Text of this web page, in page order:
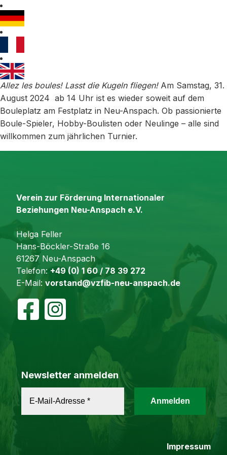
Allez les boules! Lasst die Kugeln fliegen! Am Samstag, 31.
August 2024 ab 14 Uhr ist es wieder soweit auf dem
Bouleplatz am Festplatz in Neu-Anspach. Ob passionierte
Boule-Spieler, Hobby-Boulisten oder Neulinge – alle sind
willkommen zum jährlichen Turnier.
Verein zur Förderung Internationaler
Beziehungen Neu-Anspach e.V.
Helga Feller
Hans-Böckler-Straße 16
61267 Neu-Anspach
Telefon: +49 (0) 1 60 / 78 39 272
E-Mail: vorstand@vzfib-neu-anspach.de
Newsletter anmelden
Impressum